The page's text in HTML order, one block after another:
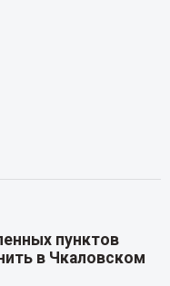
пунктов
в Чкаловском